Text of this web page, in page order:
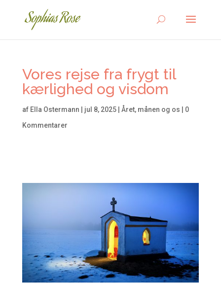
Vores rejse fra frygt til
kærlighed og visdom
af Ella Ostermann jul 8, 2025| Året, månen og os
0
Kommentarer